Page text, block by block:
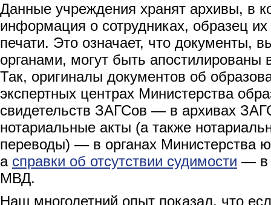
Данные учреждения хранят архивы, в
информация о сотрудниках, образец
печати. Это означает, что документы,
органами, могут быть апостилированы
Так, оригиналы документов об
экспертных центрах Министерства
свидетельств ЗАГСов — в архивах
нотариальные акты (а также
переводы) — в органах Министерства
а справки об отсутствии судимости — в
МВД.
Наш многолетний опыт показал, что